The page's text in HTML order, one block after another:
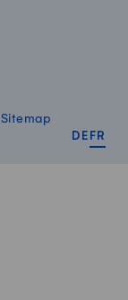
Sitemap
DE FR